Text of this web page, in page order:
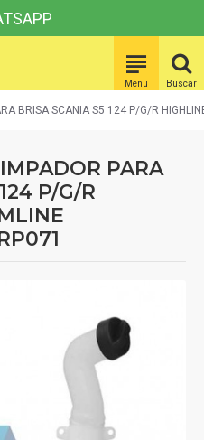
BRISA SCANIA S5 124 P/G/R
PARA
P/G/R